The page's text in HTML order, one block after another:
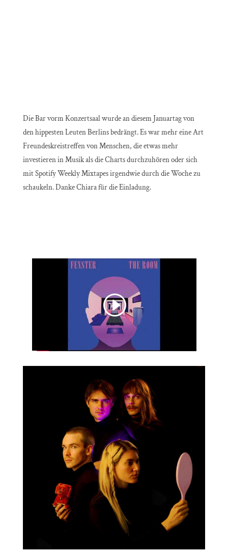
Die Bar vorm Konzertsaal wurde an diesem Januartag von
den hippesten Leuten Berlins bedrängt. Es war mehr eine Art
Freundeskreistreffen von Menschen, die etwas mehr
investieren in Musik als die Charts durchzuhören oder sich
mit Spotify Weekly Mixtapes irgendwie durch die Woche zu
schaukeln. Danke Chiara für die Einladung.